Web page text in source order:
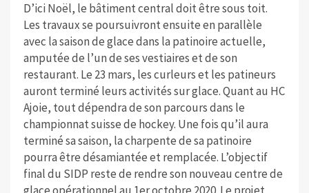
D’ici Noël, le bâtiment central doit être sous toit.
Les travaux se poursuivront ensuite en parallèle
avec la saison de glace dans la patinoire actuelle,
amputée de l’un de ses vestiaires et de son
restaurant. Le 23 mars, les curleurs et les patineurs
auront terminé leurs activités sur glace. Quant au HC
Ajoie, tout dépendra de son parcours dans le
championnat suisse de hockey. Une fois qu’il aura
terminé sa saison, la charpente de sa patinoire
pourra être désamiantée et remplacée. L’objectif
final du SIDP reste de rendre son nouveau centre de